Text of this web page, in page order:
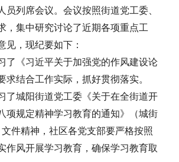
员列席会议。会议按照街道党工委、
，集中研究讨论了近期各项重点工
见，现纪要如下：
了《习近平关于加强党的作风建设论
求结合工作实际，抓好贯彻落实。
了城阳街道党工委《关于在全街道开
项规定精神学习教育的通知》（城街
文件精神，社区各党支部要严格按照
作风开展学习教育，确保学习教育取